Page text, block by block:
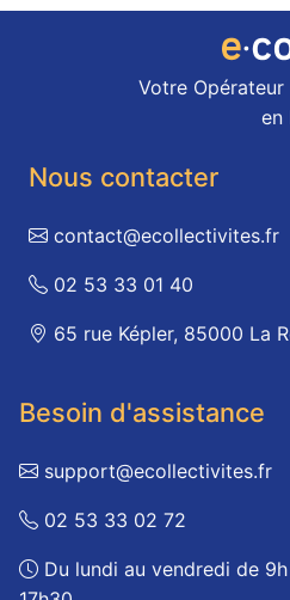
Votre
en
Nous contacter
contact@ecollectivites.fr
02 53 33 01 40
65 rue Képler, 85000 La
Besoin d'assistance
support@ecollectivites.fr
02 53 33 02 72
Du lundi au vendredi de